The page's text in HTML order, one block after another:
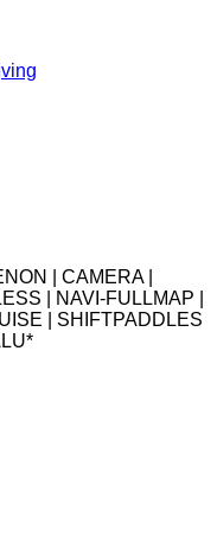
| CAMERA |
| NAVI-FULLMAP |
| SHIFTPADDLES